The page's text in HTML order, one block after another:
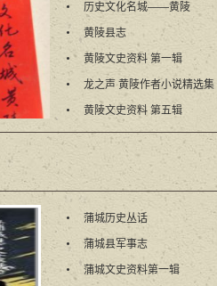
历史文化名城——黄陵
黄陵县志
黄陵文史资料 第一辑
龙之声 黄陵作者小说精选集
黄陵文史资料 第五辑
蒲城历史丛话
蒲城县军事志
蒲城文史资料第一辑